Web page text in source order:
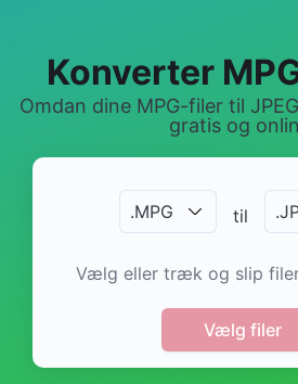
Konverter
Omdan dine MPG-filer til
gratis og
.MPG til .
Vælg eller træk og slip
Vælg filer